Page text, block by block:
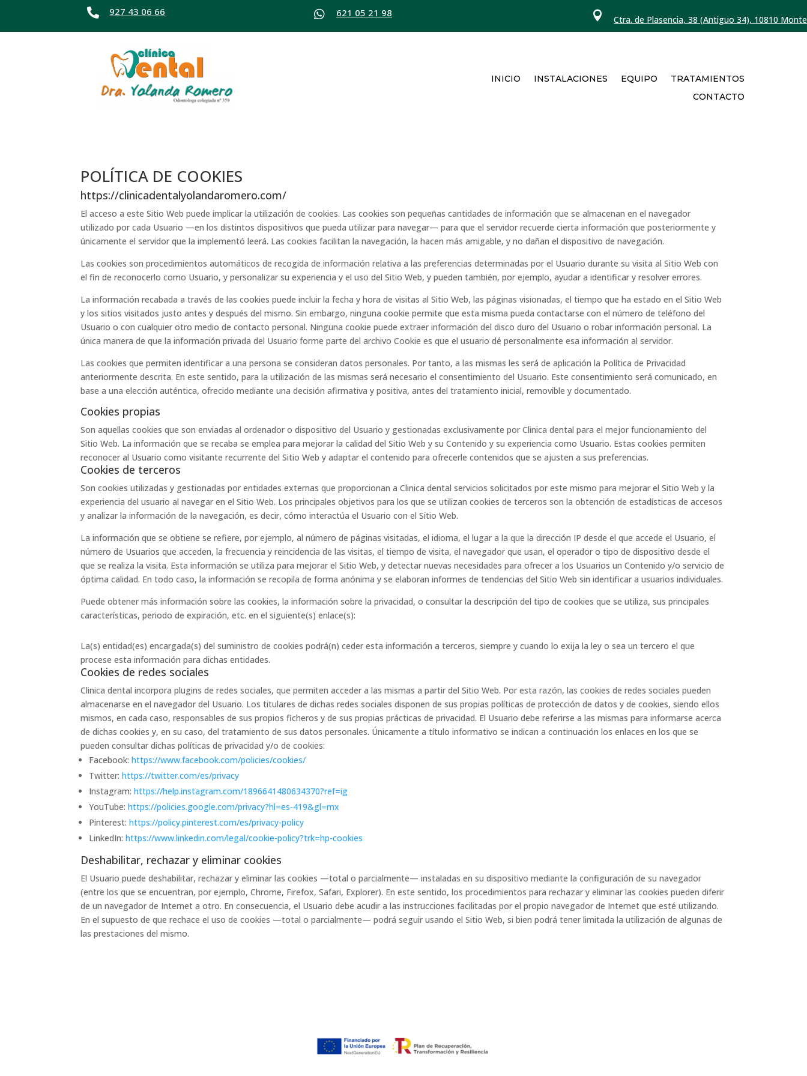
 927 43 06 66  621 05 21 98  Ctra. de Plasencia, 38 (Antiguo 34), 10810
INICIO INSTALACIONES EQUIPO
TRATAMIENTOS
CONTACTO
POLÍTICA DE COOKIES
https://clinicadentalyolandaromero.com/
El acceso a este Sitio Web puede implicar la utilización de cookies. Las cookies son pequeñas cantidades de información que se almacenan en el navegador
utilizado por cada Usuario —en los distintos dispositivos que pueda utilizar para navegar— para que el servidor recuerde cierta información que posteriormente y
únicamente el servidor que la implementó leerá. Las cookies facilitan la navegación, la hacen más amigable, y no dañan el dispositivo de navegación.
Las cookies son procedimientos automáticos de recogida de información relativa a las preferencias determinadas por el Usuario durante su visita al Sitio Web con
el fin de reconocerlo como Usuario, y personalizar su experiencia y el uso del Sitio Web, y pueden también, por ejemplo, ayudar a identificar y resolver errores.
La información recabada a través de las cookies puede incluir la fecha y hora de visitas al Sitio Web, las páginas visionadas, el tiempo que ha estado en el Sitio Web
y los sitios visitados justo antes y después del mismo. Sin embargo, ninguna cookie permite que esta misma pueda contactarse con el número de teléfono del
Usuario o con cualquier otro medio de contacto personal. Ninguna cookie puede extraer información del disco duro del Usuario o robar información personal. La
única manera de que la información privada del Usuario forme parte del archivo Cookie es que el usuario dé personalmente esa información al servidor.
Las cookies que permiten identificar a una persona se consideran datos personales. Por tanto, a las mismas les será de aplicación la Política de Privacidad
anteriormente descrita. En este sentido, para la utilización de las mismas será necesario el consentimiento del Usuario. Este consentimiento será comunicado, en
base a una elección auténtica, ofrecido mediante una decisión afirmativa y positiva, antes del tratamiento inicial, removible y documentado.
Cookies propias
Son aquellas cookies que son enviadas al ordenador o dispositivo del Usuario y gestionadas exclusivamente por Clinica dental para el mejor funcionamiento del
Sitio Web. La información que se recaba se emplea para mejorar la calidad del Sitio Web y su Contenido y su experiencia como Usuario. Estas cookies permiten
reconocer al Usuario como visitante recurrente del Sitio Web y adaptar el contenido para ofrecerle contenidos que se ajusten a sus preferencias.
Cookies de terceros
Son cookies utilizadas y gestionadas por entidades externas que proporcionan a Clinica dental servicios solicitados por este mismo para mejorar el Sitio Web y la
experiencia del usuario al navegar en el Sitio Web. Los principales objetivos para los que se utilizan cookies de terceros son la obtención de estadísticas de accesos
y analizar la información de la navegación, es decir, cómo interactúa el Usuario con el Sitio Web.
La información que se obtiene se refiere, por ejemplo, al número de páginas visitadas, el idioma, el lugar a la que la dirección IP desde el que accede el Usuario, el
número de Usuarios que acceden, la frecuencia y reincidencia de las visitas, el tiempo de visita, el navegador que usan, el operador o tipo de dispositivo desde el
que se realiza la visita. Esta información se utiliza para mejorar el Sitio Web, y detectar nuevas necesidades para ofrecer a los Usuarios un Contenido y/o servicio de
óptima calidad. En todo caso, la información se recopila de forma anónima y se elaboran informes de tendencias del Sitio Web sin identificar a usuarios individuales.
Puede obtener más información sobre las cookies, la información sobre la privacidad, o consultar la descripción del tipo de cookies que se utiliza, sus principales
características, periodo de expiración, etc. en el siguiente(s) enlace(s):
La(s) entidad(es) encargada(s) del suministro de cookies podrá(n) ceder esta información a terceros, siempre y cuando lo exija la ley o sea un tercero el que
procese esta información para dichas entidades.
Cookies de redes sociales
Clinica dental incorpora plugins de redes sociales, que permiten acceder a las mismas a partir del Sitio Web. Por esta razón, las cookies de redes sociales pueden
almacenarse en el navegador del Usuario. Los titulares de dichas redes sociales disponen de sus propias políticas de protección de datos y de cookies, siendo ellos
mismos, en cada caso, responsables de sus propios ficheros y de sus propias prácticas de privacidad. El Usuario debe referirse a las mismas para informarse acerca
de dichas cookies y, en su caso, del tratamiento de sus datos personales. Únicamente a título informativo se indican a continuación los enlaces en los que se
pueden consultar dichas políticas de privacidad y/o de cookies:
Facebook: https://www.facebook.com/policies/cookies/
Twitter: https://twitter.com/es/privacy
Instagram: https://help.instagram.com/1896641480634370?ref=ig
YouTube: https://policies.google.com/privacy?hl=es-419&gl=mx
Pinterest: https://policy.pinterest.com/es/privacy-policy
LinkedIn: https://www.linkedin.com/legal/cookie-policy?trk=hp-cookies
Deshabilitar, rechazar y eliminar cookies
El Usuario puede deshabilitar, rechazar y eliminar las cookies —total o parcialmente— instaladas en su dispositivo mediante la configuración de su navegador
(entre los que se encuentran, por ejemplo, Chrome, Firefox, Safari, Explorer). En este sentido, los procedimientos para rechazar y eliminar las cookies pueden diferir
de un navegador de Internet a otro. En consecuencia, el Usuario debe acudir a las instrucciones facilitadas por el propio navegador de Internet que esté utilizando.
En el supuesto de que rechace el uso de cookies —total o parcialmente— podrá seguir usando el Sitio Web, si bien podrá tener limitada la utilización de algunas de
las prestaciones del mismo.